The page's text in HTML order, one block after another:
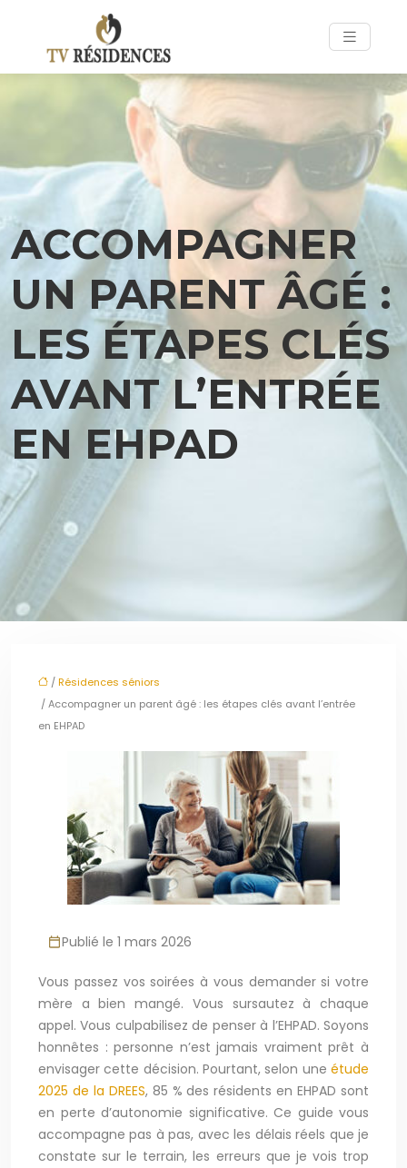
ACCOMPAGNER
UN PARENT ÂGÉ :
LES ÉTAPES CLÉS
AVANT L’ENTRÉE
EN EHPAD
/Résidences séniors
/ Accompagner un parent âgé : les étapes clés avant l’entrée
en EHPAD
Publié le 1 mars 2026
Vous passez vos soirées à vous demander si votre
mère a bien mangé. Vous sursautez à chaque
appel. Vous culpabilisez de penser à l’EHPAD. Soyons
honnêtes : personne n’est jamais vraiment prêt à
envisager cette décision. Pourtant, selon une étude
2025 de la DREES, 85 % des résidents en EHPAD sont
en perte d’autonomie significative. Ce guide vous
accompagne pas à pas, avec les délais réels que je
constate sur le terrain, les erreurs que je vois trop